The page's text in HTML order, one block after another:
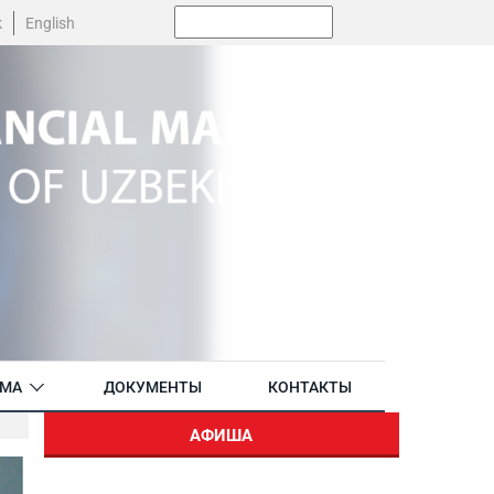
English
ДОКУМЕНТЫ КОНТАКТЫ
АФИША